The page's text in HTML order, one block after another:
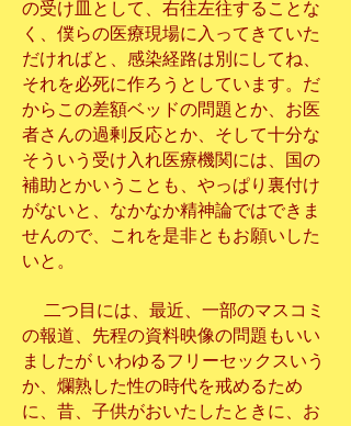
の受け皿として、右往左往することな
く、僕らの医療現場に入ってきていた
だければと、感染経路は別にしてね、
それを必死に作ろうとしています。だ
からこの差額ベッドの問題とか、お医
者さんの過剰反応とか、そして十分な
そういう受け入れ医療機関には、国の
補助とかいうことも、やっぱり裏付け
がないと、なかなか精神論ではできま
せんので、これを是非ともお願いした
いと。
二つ目には、最近、一部のマスコミ
の報道、先程の資料映像の問題もいい
ましたが いわゆるフリーセックスいう
か、爛熟した性の時代を戒めるため
に、昔、子供がおいたしたときに、お